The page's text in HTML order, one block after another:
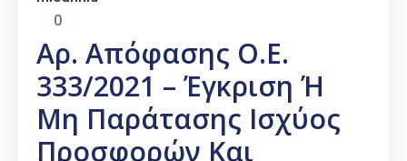
0
Αρ. Απόφασης Ο.Ε.
333/2021 – Έγκριση Ή
Μη Παράτασης Ισχύος
Προσφορών Και